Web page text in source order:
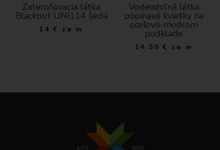
Zatemňovacia látka
Blackout UNI114 šedá
14 € za m
Vodeodolná látka
popínavé kvietky na
oceľovo-modrom
podklade
14.50 € za m